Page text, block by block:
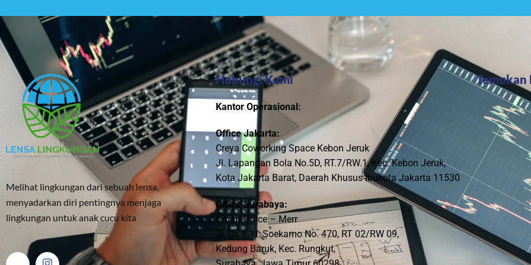
Melihat lingkungan dari sebuah lensa,
menyadarkan diri pentingnya menjaga
lingkungan untuk anak cucu kita
Hubungi Kami
Kantor Operasional:
Office Jakarta:
Creya Coworking Space Kebon Jeruk
Jl. Lapangan Bola No.5D, RT.7/RW.1, Kec. Kebon Jeruk,
Kota Jakarta Barat, Daerah Khusus Ibukota Jakarta 11530
Office Surabaya:
Urban Office – Merr
Jl. Dr. Ir. H. Soekarno No. 470, RT 02/RW 09,
Kedung Baruk, Kec. Rungkut,
Temukan